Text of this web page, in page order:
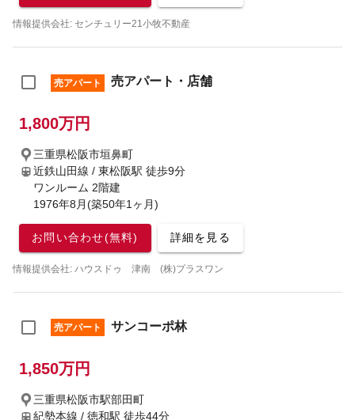
情報提供会社: センチュリー21小牧不動産
売アパート 売アパート・店舗
1,800万円
三重県松阪市垣鼻町
近鉄山田線 / 東松阪駅 徒歩9分
ワンルーム 2階建
1976年8月(築50年1ヶ月)
お問い合わせ(無料) 詳細を見る
情報提供会社: ハウスドゥ 津南 (株)プラスワン
売アパート サンコーポ林
1,850万円
三重県松阪市駅部田町
紀勢本線 / 徳和駅 徒歩44分